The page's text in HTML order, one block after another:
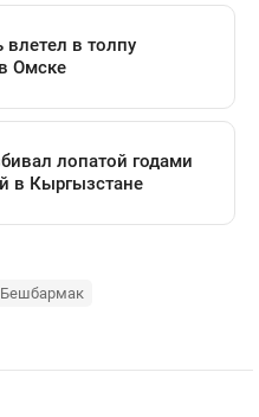
Бешбармак